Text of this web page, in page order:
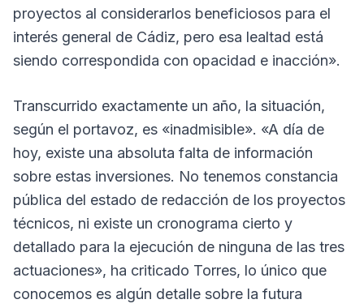
proyectos al considerarlos beneficiosos para el
interés general de Cádiz, pero esa lealtad está
siendo correspondida con opacidad e inacción».
Transcurrido exactamente un año, la situación,
según el portavoz, es «inadmisible». «A día de
hoy, existe una absoluta falta de información
sobre estas inversiones. No tenemos constancia
pública del estado de redacción de los proyectos
técnicos, ni existe un cronograma cierto y
detallado para la ejecución de ninguna de las tres
actuaciones», ha criticado Torres, lo único que
conocemos es algún detalle sobre la futura